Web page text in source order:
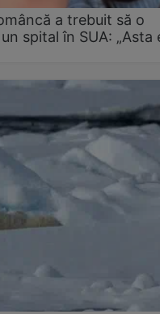
a trebuit să o
spital în SUA: „Asta